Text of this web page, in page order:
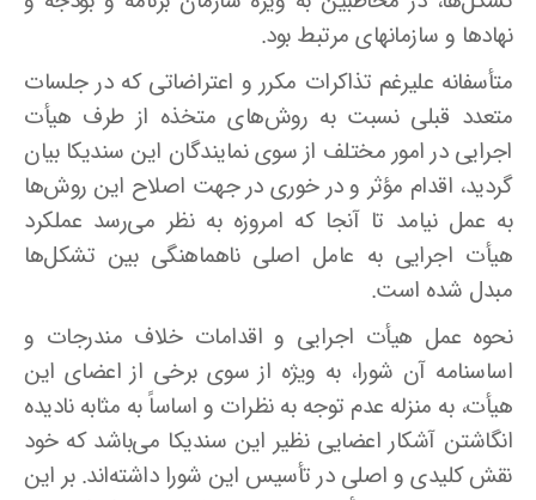
نهادها و سازمانهای مرتبط بود.
متأسفانه علیرغم تذاکرات مکرر و اعتراضاتی که در جلسات
متعدد قبلی نسبت به روش‌های متخذه از طرف هیأت
اجرایی در امور مختلف از سوی نمایندگان این سندیکا بیان
گردید، اقدام مؤثر و در خوری در جهت اصلاح این روش‌ها
به عمل نیامد تا آنجا که امروزه به نظر می‌رسد عملکرد
هیأت اجرایی به عامل اصلی ناهماهنگی بین تشکل‌ها
مبدل شده است.
نحوه عمل هیأت اجرایی و اقدامات خلاف مندرجات و
اساسنامه آن شورا، به ویژه از سوی برخی از اعضای این
هیأت، به منزله عدم توجه به نظرات و اساساً به مثابه نادیده
انگاشتن آشکار اعضایی نظیر این سندیکا می‌باشد که خود
نقش کلیدی و اصلی در تأسیس این شورا داشته‌اند. بر این